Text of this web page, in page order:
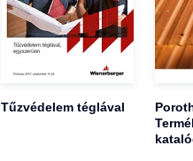
Tűzvédelem téglával